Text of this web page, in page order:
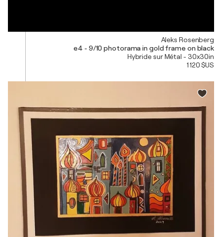
Aleks Rosenberg
e4 - 9/10 photorama in gold frame on black
Hybride sur Métal - 30x30in
1 120 $US